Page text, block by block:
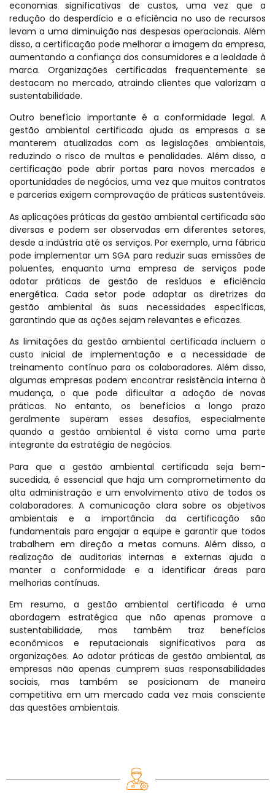
economias significativas de custos, uma vez que a
redução do desperdício e a eficiência no uso de recursos
levam a uma diminuição nas despesas operacionais. Além
disso, a certificação pode melhorar a imagem da empresa,
aumentando a confiança dos consumidores e a lealdade à
marca. Organizações certificadas frequentemente se
destacam no mercado, atraindo clientes que valorizam a
sustentabilidade.
Outro benefício importante é a conformidade legal. A
gestão ambiental certificada ajuda as empresas a se
manterem atualizadas com as legislações ambientais,
reduzindo o risco de multas e penalidades. Além disso, a
certificação pode abrir portas para novos mercados e
oportunidades de negócios, uma vez que muitos contratos
e parcerias exigem comprovação de práticas sustentáveis.
As aplicações práticas da gestão ambiental certificada são
diversas e podem ser observadas em diferentes setores,
desde a indústria até os serviços. Por exemplo, uma fábrica
pode implementar um SGA para reduzir suas emissões de
poluentes, enquanto uma empresa de serviços pode
adotar práticas de gestão de resíduos e eficiência
energética. Cada setor pode adaptar as diretrizes da
gestão ambiental às suas necessidades específicas,
garantindo que as ações sejam relevantes e eficazes.
As limitações da gestão ambiental certificada incluem o
custo inicial de implementação e a necessidade de
treinamento contínuo para os colaboradores. Além disso,
algumas empresas podem encontrar resistência interna à
mudança, o que pode dificultar a adoção de novas
práticas. No entanto, os benefícios a longo prazo
geralmente superam esses desafios, especialmente
quando a gestão ambiental é vista como uma parte
integrante da estratégia de negócios.
Para que a gestão ambiental certificada seja bem-
sucedida, é essencial que haja um comprometimento da
alta administração e um envolvimento ativo de todos os
colaboradores. A comunicação clara sobre os objetivos
ambientais e a importância da certificação são
fundamentais para engajar a equipe e garantir que todos
trabalhem em direção a metas comuns. Além disso, a
realização de auditorias internas e externas ajuda a
manter a conformidade e a identificar áreas para
melhorias contínuas.
Em resumo, a gestão ambiental certificada é uma
abordagem estratégica que não apenas promove a
sustentabilidade, mas também traz benefícios
econômicos e reputacionais significativos para as
organizações. Ao adotar práticas de gestão ambiental, as
empresas não apenas cumprem suas responsabilidades
sociais, mas também se posicionam de maneira
competitiva em um mercado cada vez mais consciente
das questões ambientais.